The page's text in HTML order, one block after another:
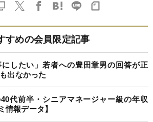
すめの会員限定記事
にしたい」若者への豊田章男の回答が正
出なかった
代前半・シニアマネージャー級の年収
情報データ】